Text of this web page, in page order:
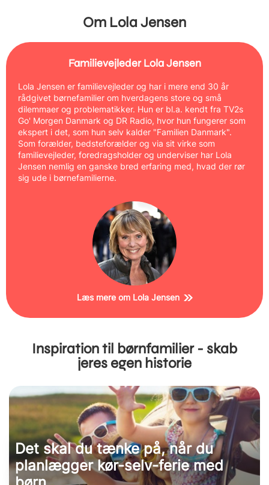
Om Lola Jensen
Familievejleder Lola Jensen
Lola Jensen er familievejleder og har i mere end 30 år
rådgivet børnefamilier om hverdagens store og små
dilemmaer og problematikker. Hun er bl.a. kendt fra TV2s
Go' Morgen Danmark og DR Radio, hvor hun fungerer som
ekspert i det, som hun selv kalder "Familien Danmark".
Som forælder, bedsteforælder og via sit virke som
familievejleder, foredragsholder og underviser har Lola
Jensen nemlig en ganske bred erfaring med, hvad der rør
sig ude i børnefamilierne.
Læs mere om Lola Jensen
Inspiration til børnfamilier - skab
jeres egen historie
Det skal du tænke på, når du
planlægger kør-selv-ferie med